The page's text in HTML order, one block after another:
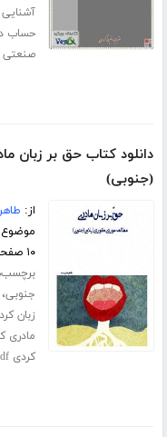
حساب
صنعتی
دانلود کتاب حق بر زبان
(جنوبی)
از:
۱۰ صفحه
جنوبی
زبان
مادری
کردی pdf